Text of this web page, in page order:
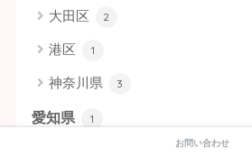
大田区 2
港区 1
神奈川県 3
愛知県 1
お問い合わせ